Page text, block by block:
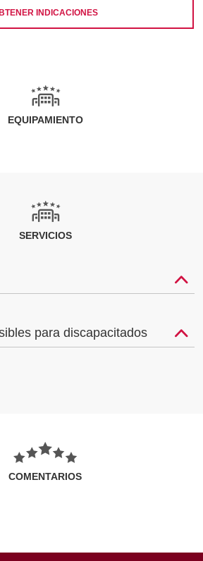
INDICACIONES
EQUIPAMIENTO
SERVICIOS
para discapacitados
COMENTARIOS